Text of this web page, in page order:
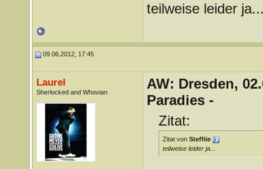
teilweise leider
09.06.2012, 17:45
Laurel
Sherlocked and Whovian
AW: Dresden,
Paradies -
Zitat:
Zitat von Steffiie
teilweise leider ja...